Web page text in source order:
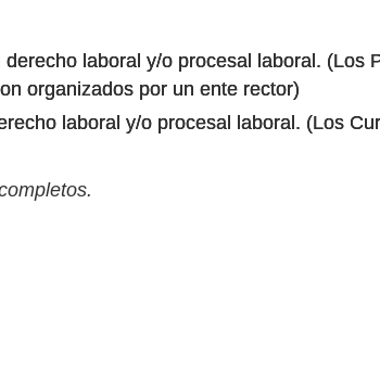
laboral y/o procesal laboral. (Los
organizados por un ente rector)
laboral y/o procesal laboral. (Los